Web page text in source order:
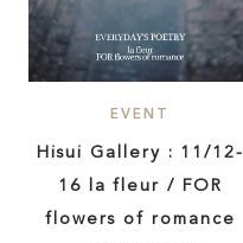
EVENT
Hisui Gallery : 11/12-
16 la fleur / FOR
flowers of romance